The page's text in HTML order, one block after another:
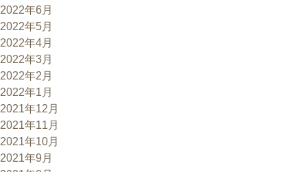
2022年6月
2022年5月
2022年4月
2022年3月
2022年2月
2022年1月
2021年12月
2021年11月
2021年10月
2021年9月